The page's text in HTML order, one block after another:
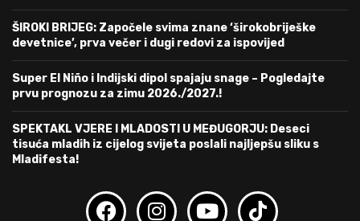
ŠIROKI BRIJEG: Započele svima znane ‘širokobriješke
devetnice’, prva večer i dugi redovi za ispovijed
Super El Niño i Indijski dipol spajaju snage – Pogledajte
prvu prognozu za zimu 2026./2027.!
SPEKTAKL VJERE I MLADOSTI U MEĐUGORJU: Deseci
tisuća mladih iz cijelog svijeta poslali najljepšu sliku s
Mladifesta!